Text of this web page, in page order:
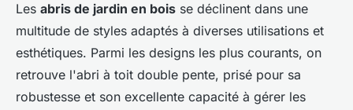
Les abris de jardin en bois se déclinent dans une
multitude de styles adaptés à diverses utilisations et
esthétiques. Parmi les designs les plus courants, on
retrouve l'abri à toit double pente, prisé pour sa
robustesse et son excellente capacité à gérer les